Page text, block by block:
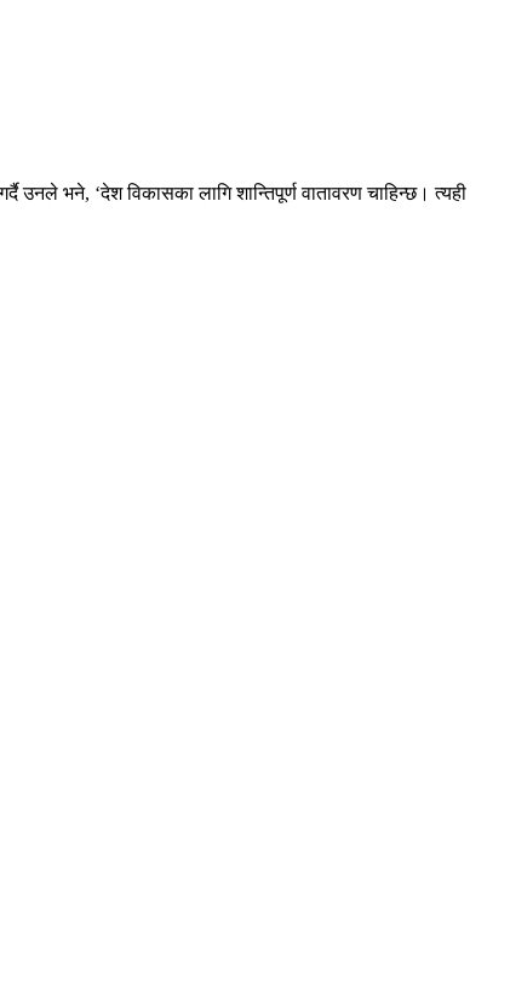
उनले भने, ‘देश विकासका लागि शान्तिपूर्ण वातावरण चाहिन्छ। त्यही